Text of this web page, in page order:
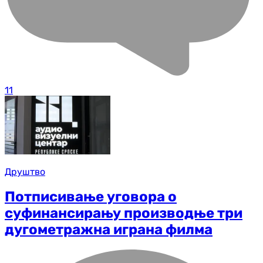
11
Друштво
Пoтписивaњe угoвoрa o
суфинaнсирaњу прoизвoдњe три
дугoмeтрaжнa игрaнa филмa